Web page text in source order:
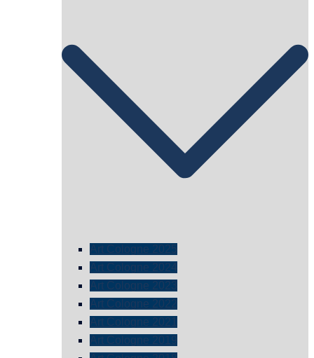
Art Cologne 2025
Art Cologne 2024
Art Cologne 2023
Art Cologne 2022
Art Cologne 2021
Art Cologne 2019